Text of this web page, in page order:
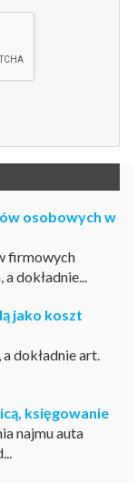
osobowych w
firmowych
dokładnie...
jako koszt
dokładnie art.
księgowanie
najmu auta